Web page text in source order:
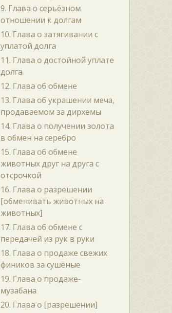
9. Глава о серьёзном
отношении к долгам
10. Глава о затягивании с
уплатой долга
11. Глава о достойной уплате
долга
12. Глава об обмене
13. Глава об украшении меча,
продаваемом за дирхемы
14. Глава о получении золота
в обмен на серебро
15. Глава об обмене
животных друг на друга с
отсрочкой
16. Глава о разрешении
[обменивать животных на
животных]
17. Глава об обмене с
передачей из рук в руки
18. Глава о продаже свежих
фиников за сушёные
19. Глава о продаже-
музабана
20. Глава о [разрешении]